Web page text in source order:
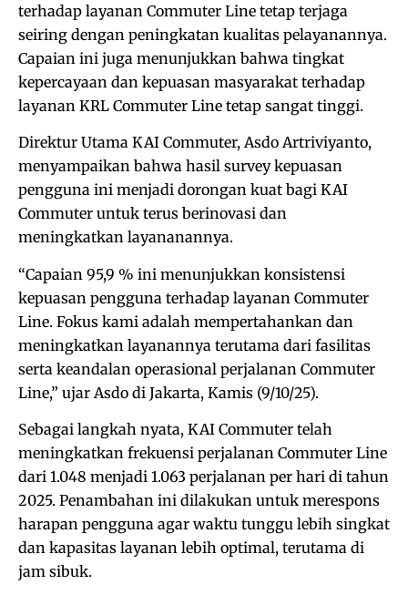
terhadap layanan Commuter Line tetap terjaga
seiring dengan peningkatan kualitas pelayanannya.
Capaian ini juga menunjukkan bahwa tingkat
kepercayaan dan kepuasan masyarakat terhadap
layanan KRL Commuter Line tetap sangat tinggi.
Direktur Utama KAI Commuter, Asdo Artriviyanto,
menyampaikan bahwa hasil survey kepuasan
pengguna ini menjadi dorongan kuat bagi KAI
Commuter untuk terus berinovasi dan
meningkatkan layananannya.
“Capaian 95,9 % ini menunjukkan konsistensi
kepuasan pengguna terhadap layanan Commuter
Line. Fokus kami adalah mempertahankan dan
meningkatkan layanannya terutama dari fasilitas
serta keandalan operasional perjalanan Commuter
Line,” ujar Asdo di Jakarta, Kamis (9/10/25).
Sebagai langkah nyata, KAI Commuter telah
meningkatkan frekuensi perjalanan Commuter Line
dari 1.048 menjadi 1.063 perjalanan per hari di tahun
2025. Penambahan ini dilakukan untuk merespons
harapan pengguna agar waktu tunggu lebih singkat
dan kapasitas layanan lebih optimal, terutama di
jam sibuk.